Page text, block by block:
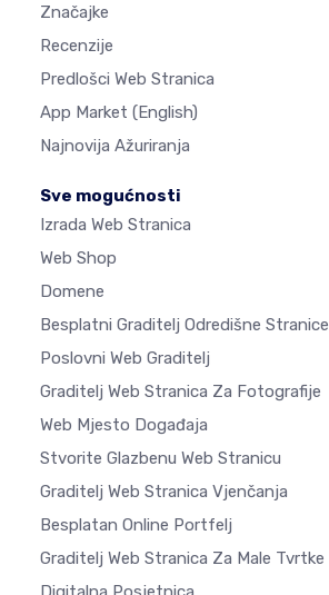
Značajke
Recenzije
Predlošci Web Stranica
App Market (English)
Najnovija Ažuriranja
Sve mogućnosti
Izrada Web Stranica
Web Shop
Domene
Besplatni Graditelj Odredišne Stranice
Poslovni Web Graditelj
Graditelj Web Stranica Za Fotografije
Web Mjesto Događaja
Stvorite Glazbenu Web Stranicu
Graditelj Web Stranica Vjenčanja
Besplatan Online Portfelj
Graditelj Web Stranica Za Male Tvrtke